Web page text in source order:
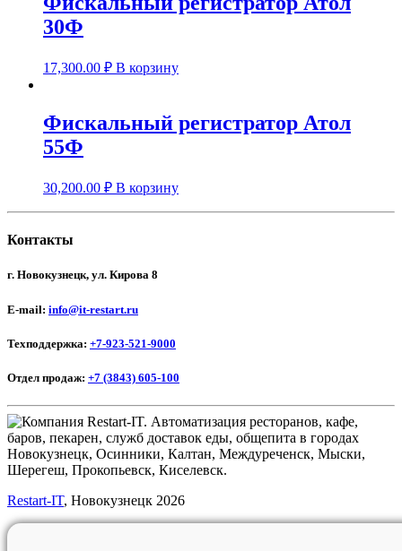
30Ф
17,300.00 ₽ В корзину
Фискальный регистратор Атол
55Ф
30,200.00 ₽ В корзину
Контакты
г. Новокузнецк, ул. Кирова 8
E-mail: info@it-restart.ru
Техподдержка: +7-923-521-9000
Отдел продаж: +7 (3843) 605-100
Restart-IT, Новокузнецк 2026